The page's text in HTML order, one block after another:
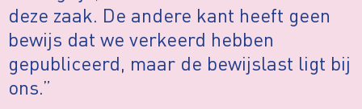
deze zaak. De andere kant heeft geen
bewijs dat we verkeerd hebben
gepubliceerd, maar de bewijslast ligt bij
ons.”